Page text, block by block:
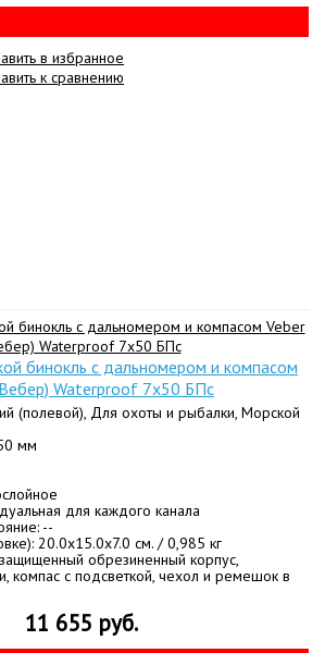
в избранное
к сравнению
бинокль с дальномером и компасом
Waterproof 7x50 БПс
(полевой), Для охоты и рыбалки, Морской
мм
для каждого канала
--
20.0x15.0x7.0 см. / 0,985 кг
обрезиненный корпус,
компас с подсветкой, чехол и ремешок в
11 655 руб.